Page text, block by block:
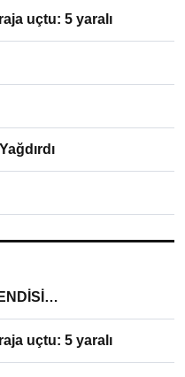
uçtu: 5 yaralı
uçtu: 5 yaralı